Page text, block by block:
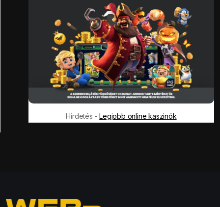
Hirdetés -Legjobb online kaszinók